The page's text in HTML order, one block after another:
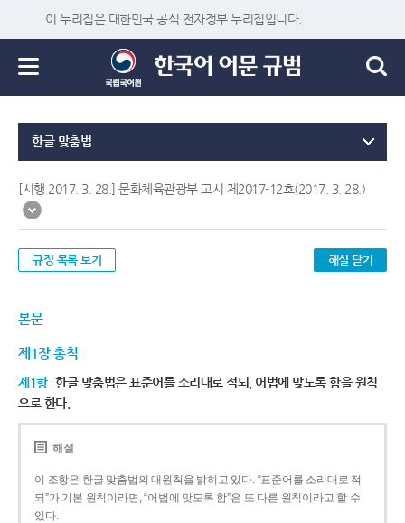
이 누리집은 대한민국 공식 전자정부 누리집입니다.
한글 맞춤법
[시행 2017. 3. 28.] 문화체육관광부 고시 제2017-12호(2017. 3. 28.)
규정 목록 보기 해설 닫기
본문
제1장 총칙
제1항 한글 맞춤법은 표준어를 소리대로 적되, 어법에 맞도록 함을 원칙
으로 한다.
해설
이 조항은 한글 맞춤법의 대원칙을 밝히고 있다. “표준어를 소리대로 적
되”가 기본 원칙이라면, “어법에 맞도록 함”은 또 다른 원칙이라고 할 수
있다.